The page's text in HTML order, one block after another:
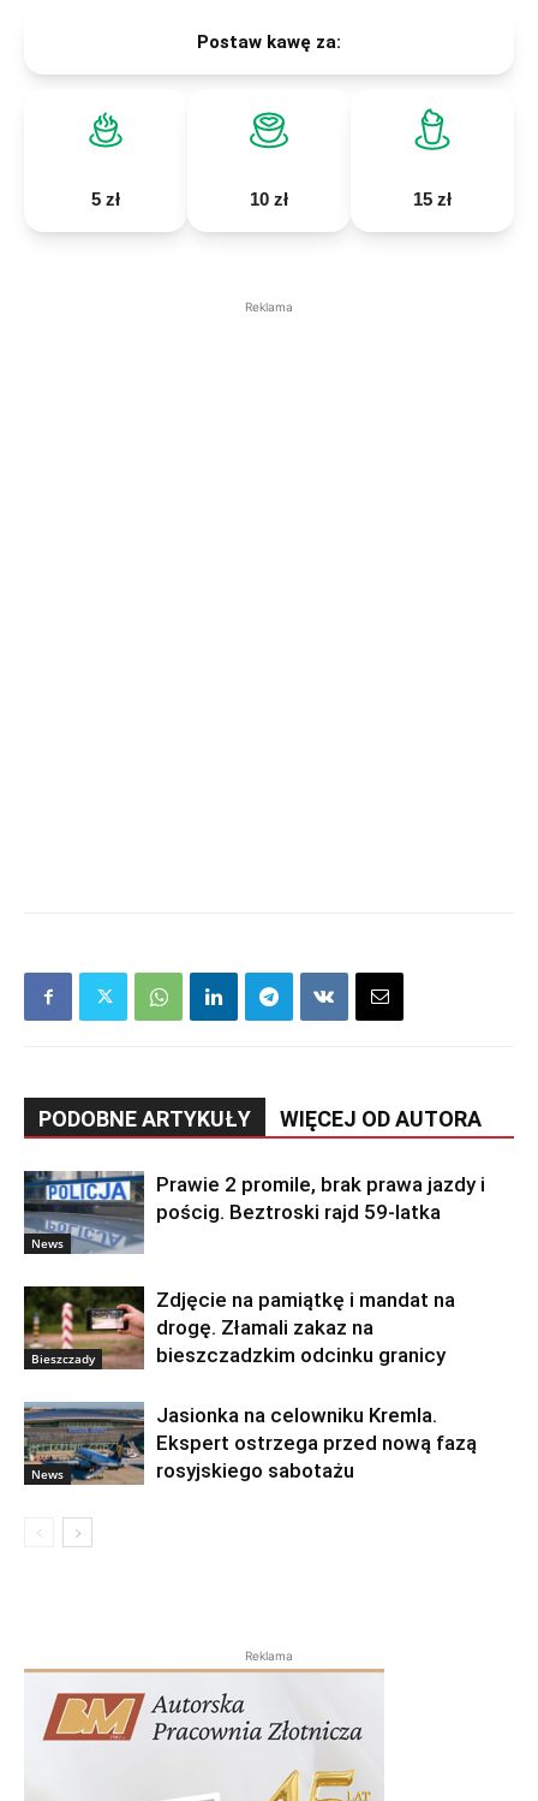
Postaw kawę za:
5 zł 10 zł 15 zł
Reklama
PODOBNE ARTYKUŁY WIĘCEJ OD AUTORA
News
Prawie 2 promile, brak prawa jazdy i
pościg. Beztroski rajd 59-latka
Bieszczady
Zdjęcie na pamiątkę i mandat na
drogę. Złamali zakaz na
bieszczadzkim odcinku granicy
News
Jasionka na celowniku Kremla.
Ekspert ostrzega przed nową fazą
rosyjskiego sabotażu
Reklama